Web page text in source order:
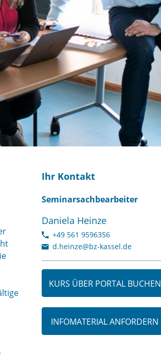
Ihr Kontakt
Seminarsachbearbeiter
Daniela Heinze
+49 561 9596356
d.heinze@bz-kassel.de
KURS ÜBER PORTAL BUCHEN
INFOMATERIAL ANFORDERN